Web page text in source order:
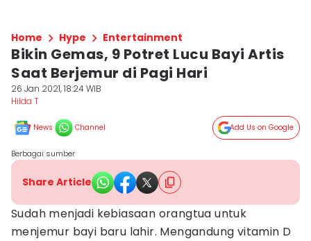
Home Hype Entertainment
Bikin Gemas, 9 Potret Lucu Bayi Artis
Saat Berjemur di Pagi Hari
26 Jan 2021, 18:24 WIB
Hilda T
News Channel Add Us on Google
Berbagai sumber
Share Article
Sudah menjadi kebiasaan orangtua untuk
menjemur bayi baru lahir. Mengandung vitamin D